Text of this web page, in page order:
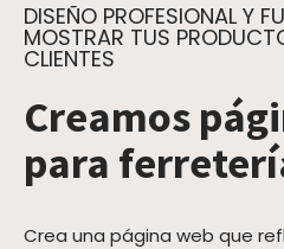
DISEÑO PROFESIONAL Y
MOSTRAR TUS
CLIENTES
Creamos
para
Crea una página web que